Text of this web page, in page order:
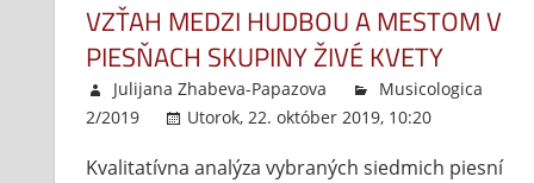
VZŤAH MEDZI HUDBOU A MESTOM V
PIESŇACH SKUPINY ŽIVÉ KVETY
Julijana Zhabeva-Papazova
Musicologica
2/2019
Utorok, 22. október 2019, 10:20
Kvalitatívna analýza vybraných siedmich piesní